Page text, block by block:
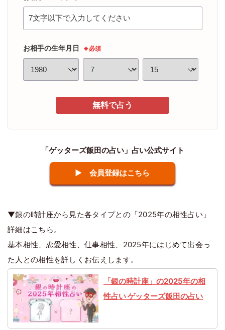
お相手の生年月日 ※必須
無料で占う
「ゲッターズ飯田の占い」占い公式サイト
▶ 会員登録はこちら
▼銀の時計座から見た各タイプとの「2025年の相性占い」
詳細はこちら。
基本相性、恋愛相性、仕事相性、2025年にはじめて出会っ
た人との相性を詳しくお伝えします。
「銀の時計座」の2025年の相
性占い ゲッターズ飯田の占い